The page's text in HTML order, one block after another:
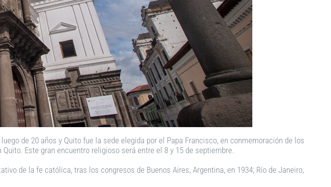
de 20 años y Quito fue la sede elegida por el Papa Francisco, en conmemoración de los
Este gran encuentro religioso será entre el 8 y 15 de septiembre.
de la fe católica, tras los congresos de Buenos Aires, Argentina, en 1934; Río de Janeiro,